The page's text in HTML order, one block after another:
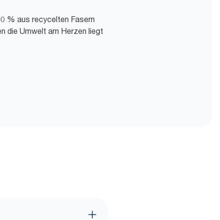
% aus recycelten Fasern
die Umwelt am Herzen liegt